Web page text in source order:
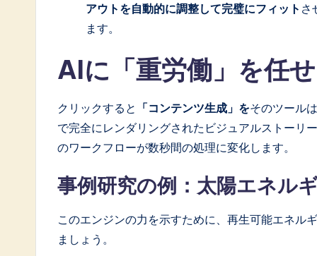
アウトを自動的に調整して完璧にフィット さ
ます。
AIに「重労働」を任
クリックすると 「コンテンツ生成」をそのツール
で完全にレンダリングされたビジュアルストーリ
のワークフローが数秒間の処理に変化します。
事例研究の例：太陽エネル
このエンジンの力を示すために、再生可能エネル
ましょう。